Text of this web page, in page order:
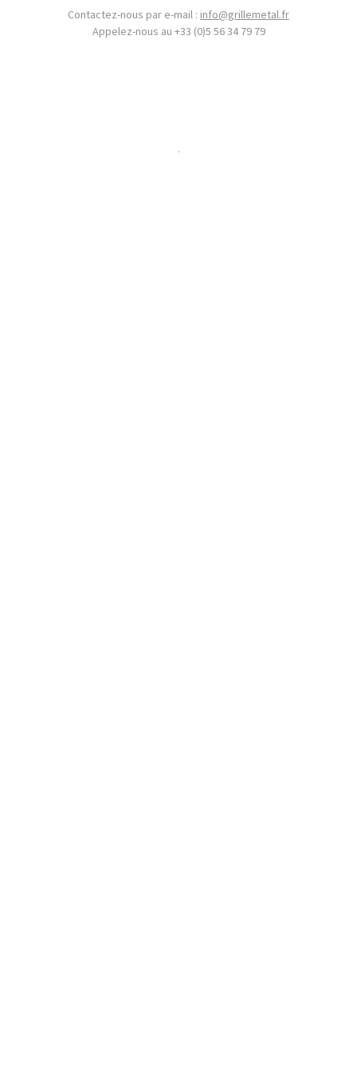
Contactez-nous par e-mail : info@grillemetal.fr
Appelez-nous au +33 (0)5 56 34 79 79
.